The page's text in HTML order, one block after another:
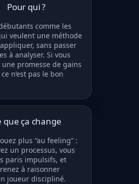
Pour qui ?
comme les
veulent une méthode
sans passer
à analyser. Si vous
promesse de gains
n’est pas le bon
que ça change
plus “au feeling” :
un processus, vous
paris impulsifs, et
à raisonner
joueur discipliné.